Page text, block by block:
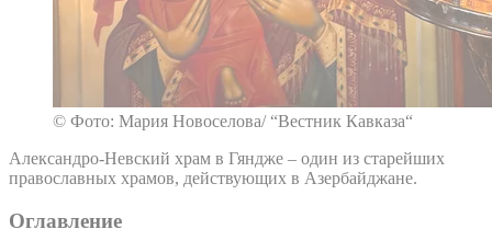
© Фото: Мария Новоселова/ “Вестник Кавказа“
Александро-Невский храм в Гяндже – один из старейших
православных храмов, действующих в Азербайджане.
Оглавление